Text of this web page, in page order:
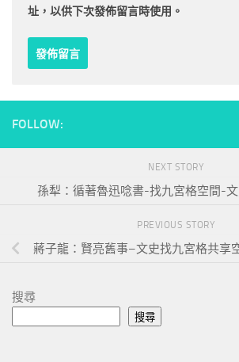
址，以供下次發佈留言時使用。
FOLLOW:
NEXT STORY
孫犁：循著魯迅唸書-找九宮格空間-
PREVIOUS STORY
蔣子龍：賢亮舊事–文史找九宮格共享
搜尋
搜尋